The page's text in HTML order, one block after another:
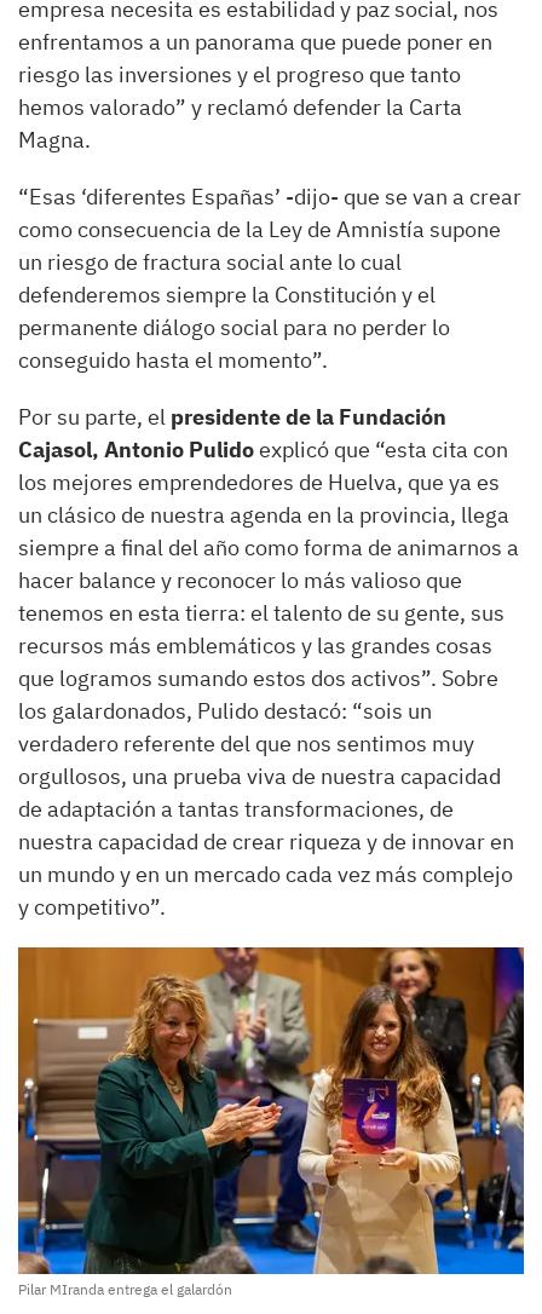
empresa necesita es estabilidad y paz social, nos
enfrentamos a un panorama que puede poner en
riesgo las inversiones y el progreso que tanto
hemos valorado” y reclamó defender la Carta
Magna.
“Esas ‘diferentes Españas’ -dijo- que se van a crear
como consecuencia de la Ley de Amnistía supone
un riesgo de fractura social ante lo cual
defenderemos siempre la Constitución y el
permanente diálogo social para no perder lo
conseguido hasta el momento”.
Por su parte, el presidente de la Fundación
Cajasol, Antonio Pulidoexplicó que “esta cita con
los mejores emprendedores de Huelva, que ya es
un clásico de nuestra agenda en la provincia, llega
siempre a final del año como forma de animarnos a
hacer balance y reconocer lo más valioso que
tenemos en esta tierra: el talento de su gente, sus
recursos más emblemáticos y las grandes cosas
que logramos sumando estos dos activos”. Sobre
los galardonados, Pulido destacó: “sois un
verdadero referente del que nos sentimos muy
orgullosos, una prueba viva de nuestra capacidad
de adaptación a tantas transformaciones, de
nuestra capacidad de crear riqueza y de innovar en
un mundo y en un mercado cada vez más complejo
y competitivo”.
Pilar MIranda entrega el galardón